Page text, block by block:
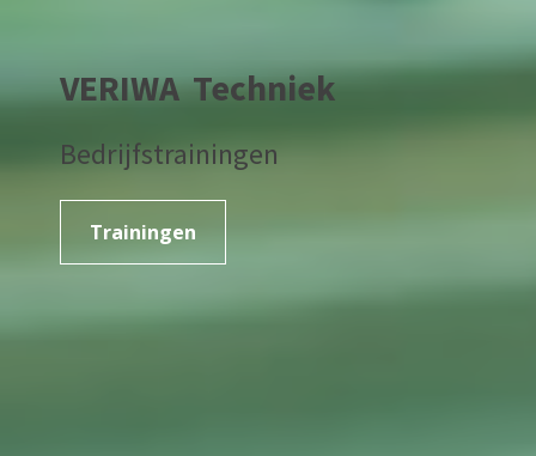
VERIWA Techniek
Bedrijfstrainingen
Trainingen